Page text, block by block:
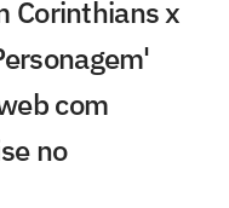
Corinthians x
com
no